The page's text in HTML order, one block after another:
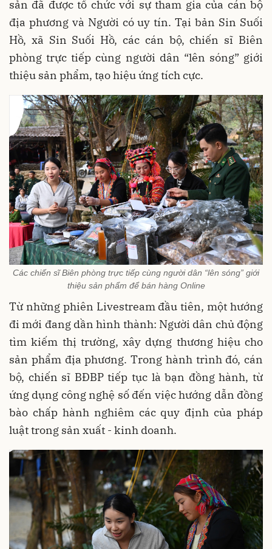
sản đã được tổ chức với sự tham gia của cán bộ
địa phương và Người có uy tín. Tại bản Sin Suối
Hồ, xã Sin Suối Hồ, các cán bộ, chiến sĩ Biên
phòng trực tiếp cùng người dân “lên sóng” giới
thiệu sản phẩm, tạo hiệu ứng tích cực.
Các chiến sĩ Biên phòng trực tiếp cùng người dân “lên sóng” giới
thiệu sản phẩm để bán hàng Online
Từ những phiên Livestream đầu tiên, một hướng
đi mới đang dần hình thành: Người dân chủ động
tìm kiếm thị trường, xây dựng thương hiệu cho
sản phẩm địa phương. Trong hành trình đó, cán
bộ, chiến sĩ BĐBP tiếp tục là bạn đồng hành, từ
ứng dụng công nghệ số đến việc hướng dẫn đồng
bào chấp hành nghiêm các quy định của pháp
luật trong sản xuất - kinh doanh.